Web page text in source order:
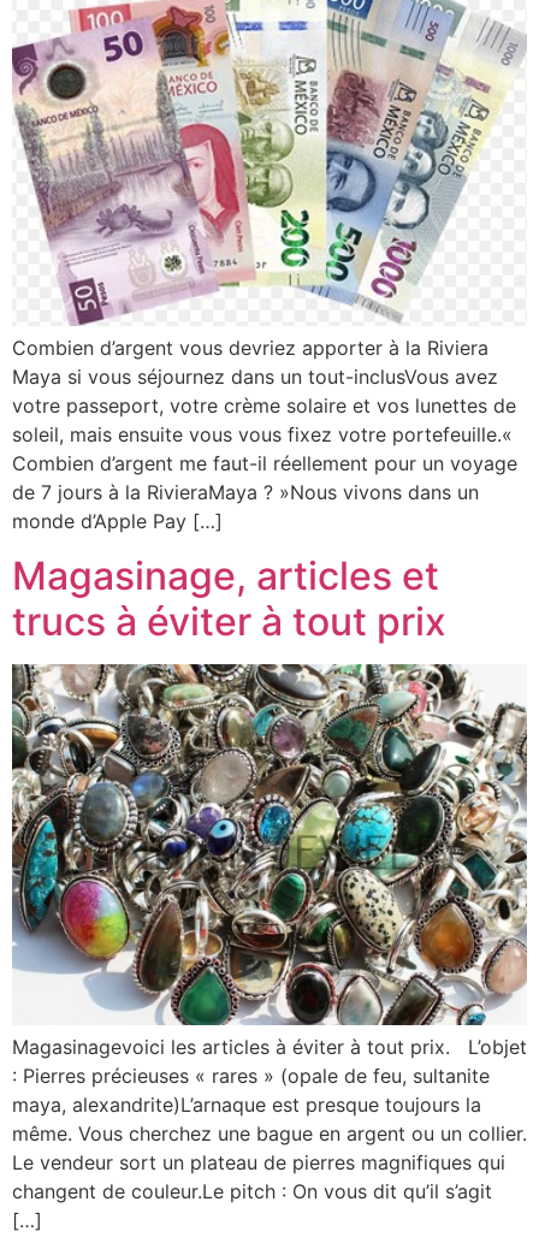
Combien d’argent vous devriez apporter à la Riviera
Maya si vous séjournez dans un tout-inclusVous avez
votre passeport, votre crème solaire et vos lunettes de
soleil, mais ensuite vous vous fixez votre portefeuille.«
Combien d’argent me faut-il réellement pour un voyage
de 7 jours à la RivieraMaya ? »Nous vivons dans un
monde d’Apple Pay […]
Magasinage, articles et
trucs à éviter à tout prix
Magasinagevoici les articles à éviter à tout prix. L’objet
: Pierres précieuses « rares » (opale de feu, sultanite
maya, alexandrite)L’arnaque est presque toujours la
même. Vous cherchez une bague en argent ou un collier.
Le vendeur sort un plateau de pierres magnifiques qui
changent de couleur.Le pitch : On vous dit qu’il s’agit
[…]